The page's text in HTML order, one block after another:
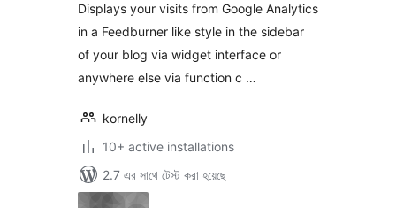
Displays your visits from Google Analytics
in a Feedburner like style in the sidebar
of your blog via widget interface or
anywhere else via function c …
kornelly
10+ active installations
2.7 এর সাথে টেস্ট করা হয়েছে